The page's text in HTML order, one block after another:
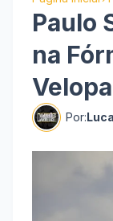
Paulo
na
Por: